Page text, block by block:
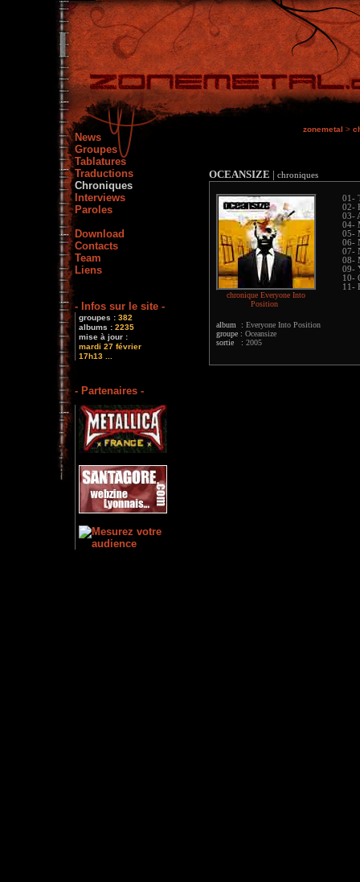
News
Groupes
Tablatures
Traductions
Chroniques
Interviews
Paroles
Download
Contacts
Team
Liens
- Infos sur le site -
groupes : 382
albums : 2235
mise à jour :
mardi 27 février
17h13 ...
- Partenaires -
zonemetal >
OCEANSIZE | chroniques
chronique Everyone Into
Position
album : Everyone Into Position
groupe : Oceansize
sortie : 2005
01-
02-
03-
04-
05-
06-
07-
08-
09-
10-
11-